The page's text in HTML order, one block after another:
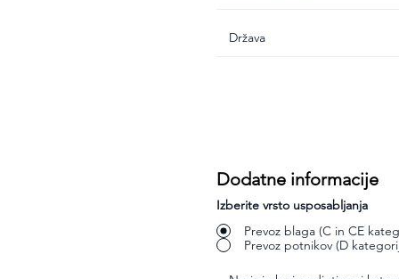
Dodatne informacije
Izberite vrsto usposabljanja
Prevoz blaga (C in CE
Prevoz potnikov (D